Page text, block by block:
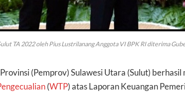
TA 2022 oleh Pius Lustrilanang Anggota VI BPK RI diterima
Provinsi (Pemprov) Sulawesi Utara (Sulut) berhasil
(WTP) atas Laporan Keuangan